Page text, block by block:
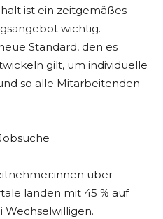
ist ein zeitgemäßes
wichtig.
Standard, den es
gilt, um individuelle
so alle Mitarbeitenden
über
landen mit 45 % auf
Wechselwilligen.